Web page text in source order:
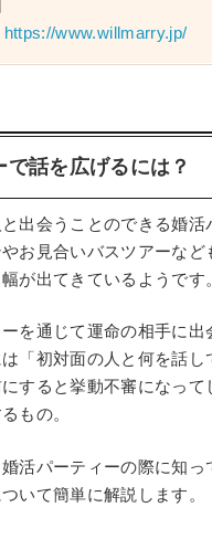
https://www.willmarry.jp/
話を広げるには？
出会うことのできる婚活
お見合いバスツアーなど
が出てきているようです
を通じて運命の相手に出
「初対面の人と何を話し
すると挙動不審になって
もの。
活パーティーの際に知っ
いて簡単に解説します。